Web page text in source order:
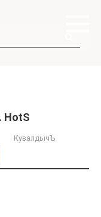
HotS
КувалдычЪ